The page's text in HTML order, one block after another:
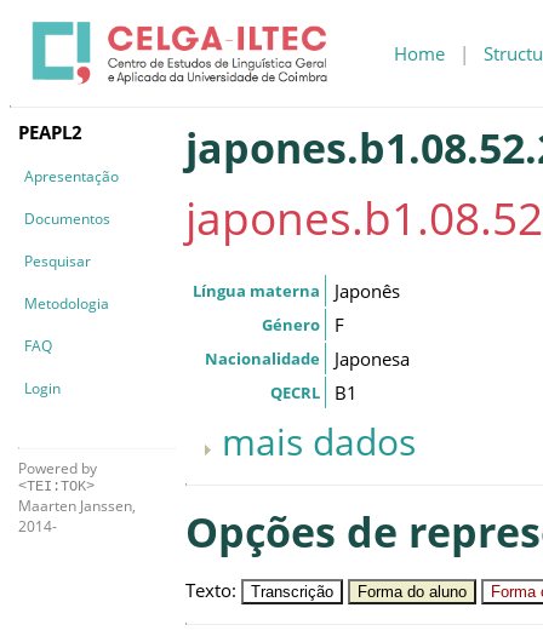
Home |
PEAPL2
Apresentação
Documentos
Pesquisar
Metodologia
FAQ
Login
Powered by
<TEI:TOK>
Maarten Janssen,
2014-
Língua materna Japonês
Género F
Nacionalidade Japonesa
QECRL B1
mais dados
Opções de
Texto: Transcrição Forma do aluno Forma